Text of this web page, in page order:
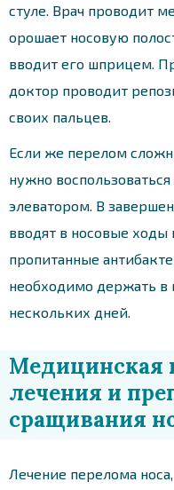
стуле. Врач проводит
орошает носовую
вводит его шприцем.
доктор проводит
своих пальцев.
Если же перелом
нужно
элеватором. В
вводят в носовые
пропитанные
необходимо держать в
нескольких дней.
Медицинская
лечения и
сращивания
Лечение перелома